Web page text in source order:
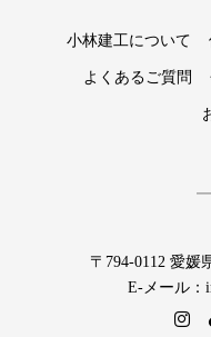
小林建工について
よくあるご質問
〒794-0112 愛媛
E-メール：